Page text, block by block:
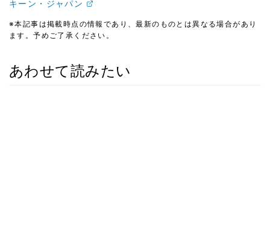
キーン・ジャパン
※本記事は掲載時点の情報であり、最新のものとは異なる場合があり
ます。予めご了承ください。
あわせて読みたい